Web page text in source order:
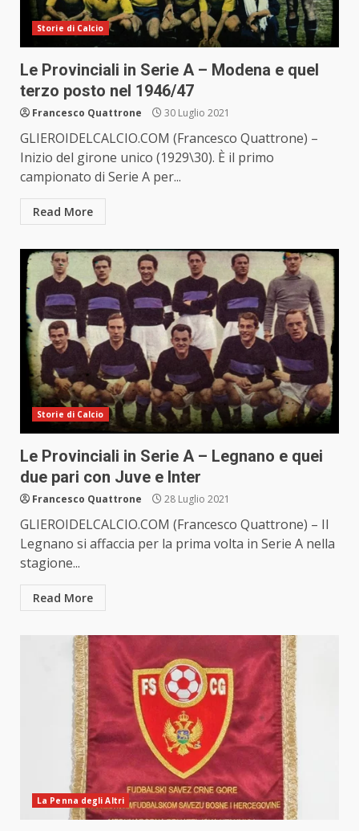
Storie di Calcio
Le Provinciali in Serie A – Modena e quel
terzo posto nel 1946/47
Francesco Quattrone 30 Luglio 2021
GLIEROIDELCALCIO.COM (Francesco Quattrone) –
Inizio del girone unico (1929\30). È il primo
campionato di Serie A per...
Read More
Storie di Calcio
Le Provinciali in Serie A – Legnano e quei
due pari con Juve e Inter
Francesco Quattrone 28 Luglio 2021
GLIEROIDELCALCIO.COM (Francesco Quattrone) – Il
Legnano si affaccia per la prima volta in Serie A nella
stagione...
Read More
La Penna degli Altri